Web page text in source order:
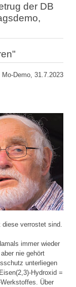
der DB
Demo, 31.7.2023
verrostet sind.
immer wieder
nie gehört
unterliegen
Hydroxid =
Über